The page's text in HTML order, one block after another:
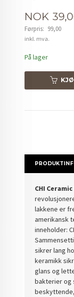
Tilbud
NOK
Førpris: 99,00
Rabatt
inkl. mva.
På lager
CHI
lakkene er
amerikansk
inneholder:
sikrer lang
keramikk
glans og
bakterier og